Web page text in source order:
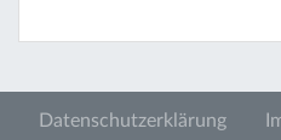
Datenschutzerklärung